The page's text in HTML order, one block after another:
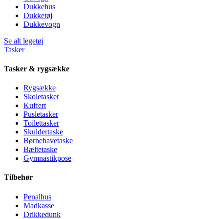
Dukkehus
Dukketøj
Dukkevogn
Se alt legetøj
Tasker
Tasker & rygsække
Rygsække
Skoletasker
Kuffert
Pusletasker
Toilettasker
Skuldertaske
Børnehavetaske
Bæltetaske
Gymnastikpose
Tilbehør
Penalhus
Madkasse
Drikkedunk